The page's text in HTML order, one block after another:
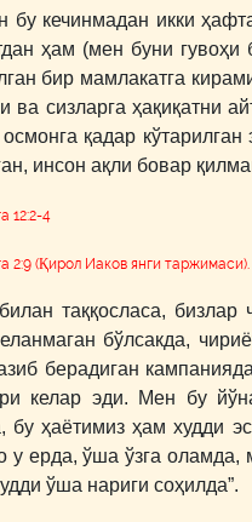
бу кечинмадан икки
ҳам (мен буни гувоҳи
бир мамлакатга
ва сизларга ҳақиқатни
қадар
инсон ақли бовар
12:2-4
2:9 (Қирол Иаков янги таржимаси).
таққосласа, бизлар
бўлсакда,
берадиган
келар эди. Мен бу
бу ҳаётимиз ҳам худди
у ерда, ўша ўзга оламда,
ўша нариги соҳилда”.